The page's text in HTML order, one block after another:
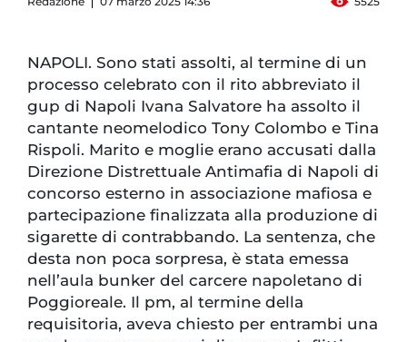
NAPOLI. Sono stati assolti, al termine di un
processo celebrato con il rito abbreviato il
gup di Napoli Ivana Salvatore ha assolto il
cantante neomelodico Tony Colombo e Tina
Rispoli. Marito e moglie erano accusati dalla
Direzione Distrettuale Antimafia di Napoli di
concorso esterno in associazione mafiosa e
partecipazione finalizzata alla produzione di
sigarette di contrabbando. La sentenza, che
desta non poca sorpresa, è stata emessa
nell’aula bunker del carcere napoletano di
Poggioreale. Il pm, al termine della
requisitoria, aveva chiesto per entrambi una